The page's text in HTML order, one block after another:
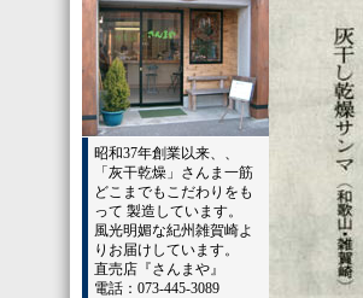
昭和37年創業以来、、
「灰干乾燥」さんま一筋
どこまでもこだわりをも
って 製造しています。
風光明媚な紀州雑賀崎よ
りお届けしています。
直売店『さんまや』
電話：073-445-3089